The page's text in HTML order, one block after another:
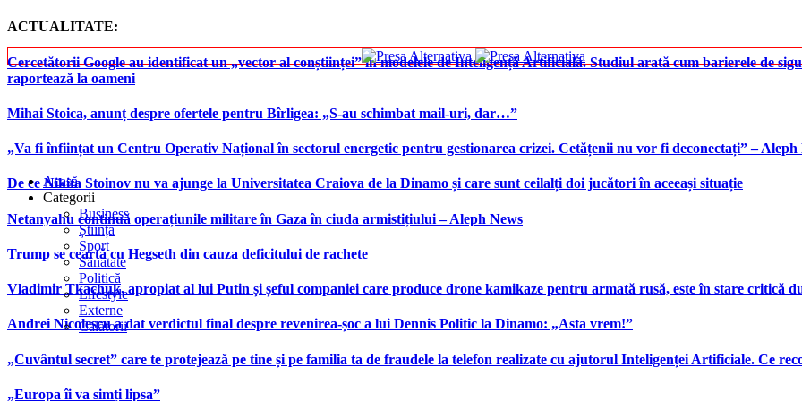
ACTUALITATE:
Cercetătorii Google au identificat un „vector al conștiinței” în modelele de Inteligență Artificială. Studiul arată cum barierele de
raportează la oameni
Mihai Stoica, anunț despre ofertele pentru Bîrligea: „S-au schimbat mail-uri, dar…”
„Va fi înființat un Centru Operativ Național în sectorul energetic pentru gestionarea crizei. Cetățenii nu vor fi deconectați” – Aleph
De ce Nikita Stoinov nu va ajunge la Universitatea Craiova de la Dinamo și care sunt ceilalți doi jucători în aceeași situație
Netanyahu continuă operațiunile militare în Gaza în ciuda armistițiului – Aleph News
Trump se ceartă cu Hegseth din cauza deficitului de rachete
Vladimir Tkachuk, apropiat al lui Putin și șeful companiei care produce drone kamikaze pentru armată rusă, este în stare critică
Andrei Nicolescu a dat verdictul final despre revenirea-șoc a lui Dennis Politic la Dinamo: „Asta vrem!”
„Cuvântul secret” care te protejează pe tine și pe familia ta de fraudele la telefon realizate cu ajutorul Inteligenței Artificiale. Ce
„Europa îi va simți lipsa”
Acasă
Categorii
Business
Știință
Sport
Sănătate
Politică
Lifestyle
Externe
Călătorii